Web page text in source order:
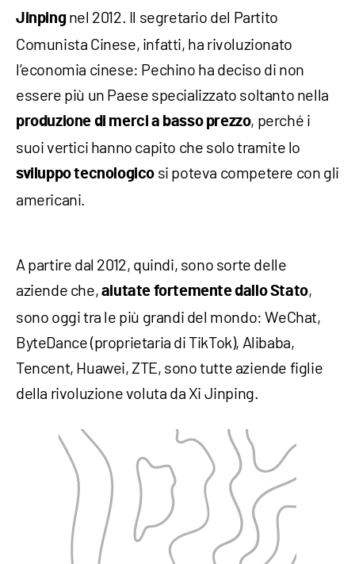
Jinpingnel 2012. Il segretario del Partito
Comunista Cinese, infatti, ha rivoluzionato
l’economia cinese: Pechino ha deciso di non
essere più un Paese specializzato soltanto nella
produzione di merci a basso prezzo, perché i
suoi vertici hanno capito che solo tramite lo
sviluppo tecnologico si poteva competere con gli
americani.
A partire dal 2012, quindi, sono sorte delle
aziende che, aiutate fortemente dallo Stato,
sono oggi tra le più grandi del mondo: WeChat,
ByteDance (proprietaria di TikTok), Alibaba,
Tencent, Huawei, ZTE, sono tutte aziende figlie
della rivoluzione voluta da Xi Jinping.